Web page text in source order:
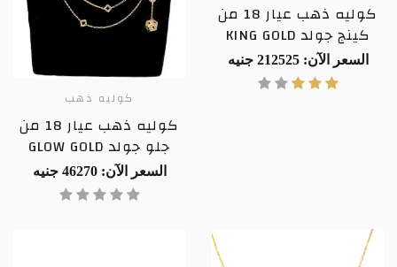
كوليه ذهب عيار 18 من
كينج جولد KING GOLD
السعر الآن: 212525 جنيه
كوليه ذهب
كوليه ذهب عيار 18 من
جلو جولد GLOW GOLD
السعر الآن: 46270 جنيه